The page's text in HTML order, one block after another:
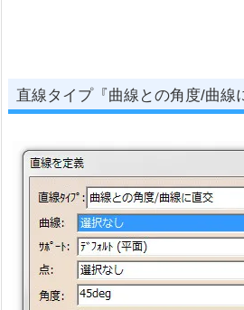
直線タイプ『曲線との角度/曲線